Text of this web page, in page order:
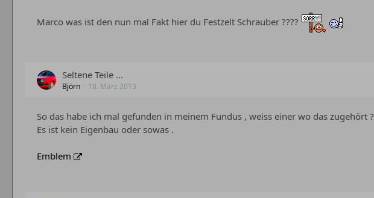
Marco was ist den nun mal Fakt hier du Festzelt Schrauber ????
Seltene Teile ...
Björn 18. März 2013
So das habe ich mal gefunden in meinem Fundus , weiss einer wo das zugehört ?
Es ist kein Eigenbau oder sowas .
Emblem